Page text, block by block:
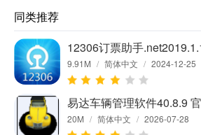
同类推荐
9.91M / 简体中文 / 2024-12-25
易达车辆管理软件40.8.9
20M / 简体中文 / 2026-07-28